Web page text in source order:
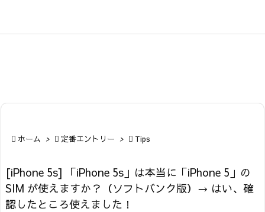
 ホーム >  定番エントリー >  Tips
[iPhone 5s] 「iPhone 5s」は本当に「iPhone 5」の
SIM が使えますか？（ソフトバンク版）→ はい、確
認したところ使えました！